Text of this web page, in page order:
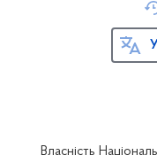
Власність